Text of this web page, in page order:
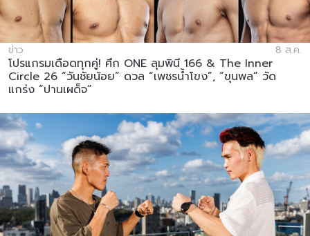
ข่าว 8 ส.ค.
โปรแกรมเดือดทุกคู่! ศึก ONE ลุมพินี 166 & The Inner
Circle 26 “วันชัยน้อย” ดวล “เพชรน้ำโขง”, “ขุนพล” วัด
แกร่ง “ปานเผด็จ”